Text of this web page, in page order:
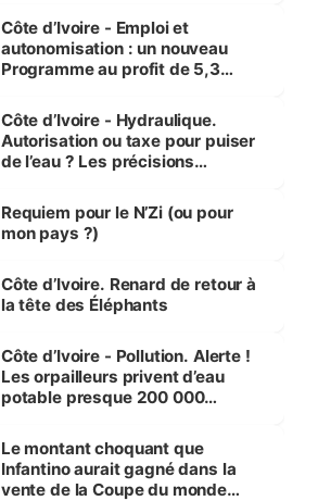
et Yamoussoukro
Côte d’Ivoire - Emploi et
autonomisation : un nouveau
Programme au profit de 5,3
Côte d’Ivoire - Hydraulique.
Autorisation ou taxe pour puiser
de l’eau ? Les précisions
Requiem pour le N’Zi (ou pour
mon pays ?)
Côte d’Ivoire. Renard de retour à
la tête des Éléphants
Côte d’Ivoire - Pollution. Alerte !
Les orpailleurs privent d’eau
potable presque 200 000
Le montant choquant que
Infantino aurait gagné dans la
vente de la Coupe du monde